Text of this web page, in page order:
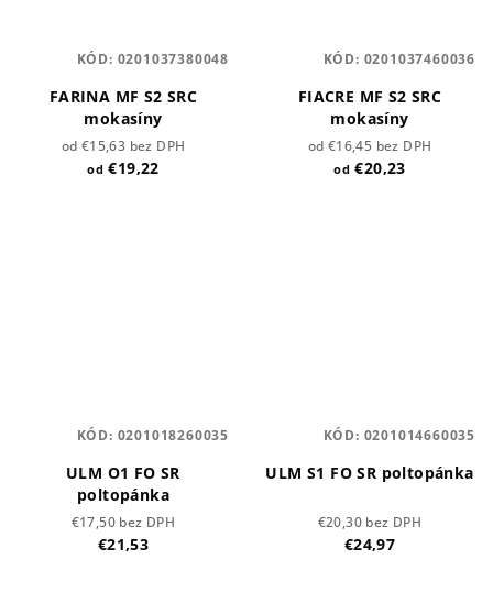
FARINA MF S2 SRC
mokasíny
od €15,63 bez DPH
od €19,22
KÓD: 0201037380048
FIACRE MF S2 SRC
mokasíny
od €16,45 bez DPH
od €20,23
KÓD: 0201037460036
ULM O1 FO SR
poltopánka
€17,50 bez DPH
€21,53
KÓD: 0201018260035
ULM S1 FO SR poltopánka
€20,30 bez DPH
€24,97
KÓD: 0201014660035